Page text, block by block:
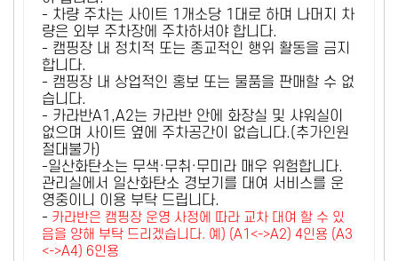
- 차량 주차는 사이트 1개소당 1대로 하며 나머지 차
량은 외부 주차장에 주차하셔야 합니다.
- 캠핑장 내 정치적 또는 종교적인 행위 활동을 금지
합니다.
- 캠핑장 내 상업적인 홍보 또는 물품을 판매할 수 없
습니다.
- 카라반A1,A2는 카라반 안에 화장실 및 샤워실이
없으며 사이트 옆에 주차공간이 없습니다.(추가인원
절대불가)
-일산화탄소는 무색·무취·무미라 매우 위험합니다.
관리실에서 일산화탄소 경보기를 대여 서비스를 운
영중이니 이용 부탁 드립니다.
- 카라반은 캠핑장 운영 사정에 따라 교차 대여 할 수 있
음을 양해 부탁 드리겠습니다. 예) (A1<->A2) 4인용 (A3
<->A4) 6인용